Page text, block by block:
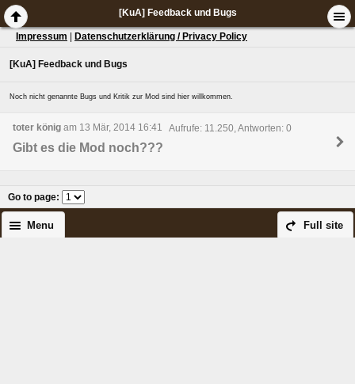
[KuA] Feedback und Bugs
Impressum Datenschutzerklärung / Privacy Policy
[KuA] Feedback und Bugs
Noch nicht genannte Bugs und Kritik zur Mod sind hier willkommen.
toter könig am 13 Mär, 2014 16:41 Aufrufe: 11.250, Antworten: 0
Gibt es die Mod noch???
Go to page:
Full site
Menu